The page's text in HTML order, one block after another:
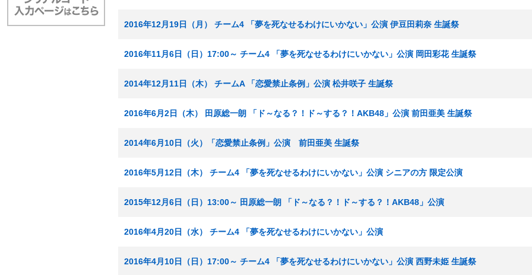
2016年12月19日（月） チーム4 「夢を死なせるわけにいかない」公演 伊豆田莉奈 生誕祭
2016年11月6日（日）17:00～ チーム4 「夢を死なせるわけにいかない」公演 岡田彩花 生誕祭
2014年12月11日（木） チームA 「恋愛禁止条例」公演 松井咲子 生誕祭
2016年6月2日（木） 田原総一朗 「ド～なる？！ド～する？！AKB48」公演 前田亜美 生誕祭
2014年6月10日（火）「恋愛禁止条例」公演 前田亜美 生誕祭
2016年5月12日（木） チーム4 「夢を死なせるわけにいかない」公演 シニアの方 限定公演
2015年12月6日（日）13:00～ 田原総一朗 「ド～なる？！ド～する？！AKB48」公演
2016年4月20日（水） チーム4 「夢を死なせるわけにいかない」公演
2016年4月10日（日）17:00～ チーム4 「夢を死なせるわけにいかない」公演 西野未姫 生誕祭